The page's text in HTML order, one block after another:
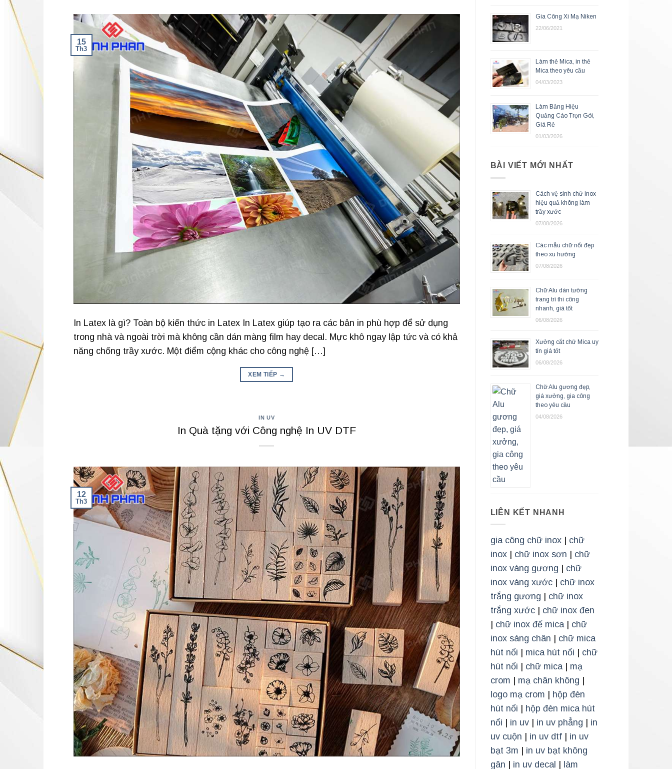
15
Th3
In Latex là gì? Toàn bộ kiến thức in Latex In Latex giúp tạo ra các bản in phù hợp để sử dụng
trong nhà và ngoài trời mà không cần dán màng film hay decal. Mực khô ngay lập tức và có khả
năng chống trầy xước. Một điểm cộng khác cho công nghệ […]
XEM TIẾP →
IN UV
In Quà tặng với Công nghệ In UV DTF
12
Th3
Gia Công Xi Mạ Niken
22/06/2021
Làm thẻ Mica, in thẻ
Mica theo yêu cầu
04/03/2023
Làm Bảng Hiệu
Quảng Cáo Trọn Gói,
Giá Rẻ
01/03/2026
BÀI VIẾT MỚI NHẤT
Cách vệ sinh chữ inox
hiệu quả không làm
trầy xước
07/08/2026
Các mẫu chữ nổi đẹp
theo xu hướng
07/08/2026
Chữ Alu dán tường
trang trí thi công
nhanh, giá tốt
06/08/2026
Xưởng cắt chữ Mica uy
tín giá tốt
06/08/2026
Chữ Alu gương đẹp,
giá xưởng, gia công
theo yêu cầu
04/08/2026
LIÊN KẾT NHANH
gia công chữ inox| chữ
inox| chữ inox sơn
chữ
inox vàng gương
chữ
inox vàng xước| chữ inox
trắng gương
chữ inox
trắng xước| chữ inox đen
chữ inox đế mica| chữ
inox sáng chân
chữ mica
hút nổi
mica hút nổi
chữ
hút nổi
chữ mica| mạ
crom
mạ chân không
logo mạ crom
hộp đèn
hút nổi
hộp đèn mica hút
nổi
in uv| in uv phẳng
in
uv cuộn
in uv dtf| in uv
bạt 3m
in uv bạt không
gân
in uv decal làm